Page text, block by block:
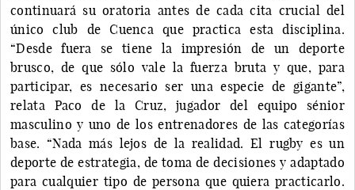
continuará su oratoria antes de cada cita crucial del
único club de Cuenca que practica esta disciplina.
“Desde fuera se tiene la impresión de un deporte
brusco, de que sólo vale la fuerza bruta y que, para
participar, es necesario ser una especie de gigante”,
relata Paco de la Cruz, jugador del equipo sénior
masculino y uno de los entrenadores de las categorías
base. “Nada más lejos de la realidad. El rugby es un
deporte de estrategia, de toma de decisiones y adaptado
para cualquier tipo de persona que quiera practicarlo.